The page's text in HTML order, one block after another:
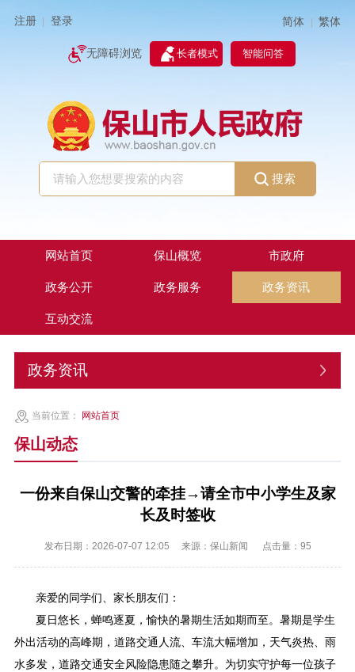
注册 登录 简体 | 繁体
无障碍浏览 长者模式 智能问答
搜索
网站首页 保山概览 市政府
政务公开 政务服务 政务资讯
互动交流
政务资讯
当前位置： 网站首页
保山动态
一份来自保山交警的牵挂→请全市中小学生及家
长及时签收
发布日期：2026-07-07 12:05 来源：保山新闻 点击量： 95
亲爱的同学们、家长朋友们：
夏日悠长，蝉鸣逐夏，愉快的暑期生活如期而至。暑期是学生
外出活动的高峰期，道路交通人流、车流大幅增加，天气炎热、雨
水多发，道路交通安全风险隐患随之攀升。为切实守护每一位孩子